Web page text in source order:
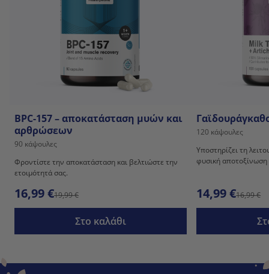
BPC-157 – αποκατάσταση μυών και
αρθρώσεων
90 κάψουλες
Φροντίστε την αποκατάσταση και βελτιώστε την
ετοιμότητά σας.
16,99 €19,99 €
Στο καλάθι
120 κάψουλες
Υποστηρίζει τη
φυσική
14,99 €16,99 €